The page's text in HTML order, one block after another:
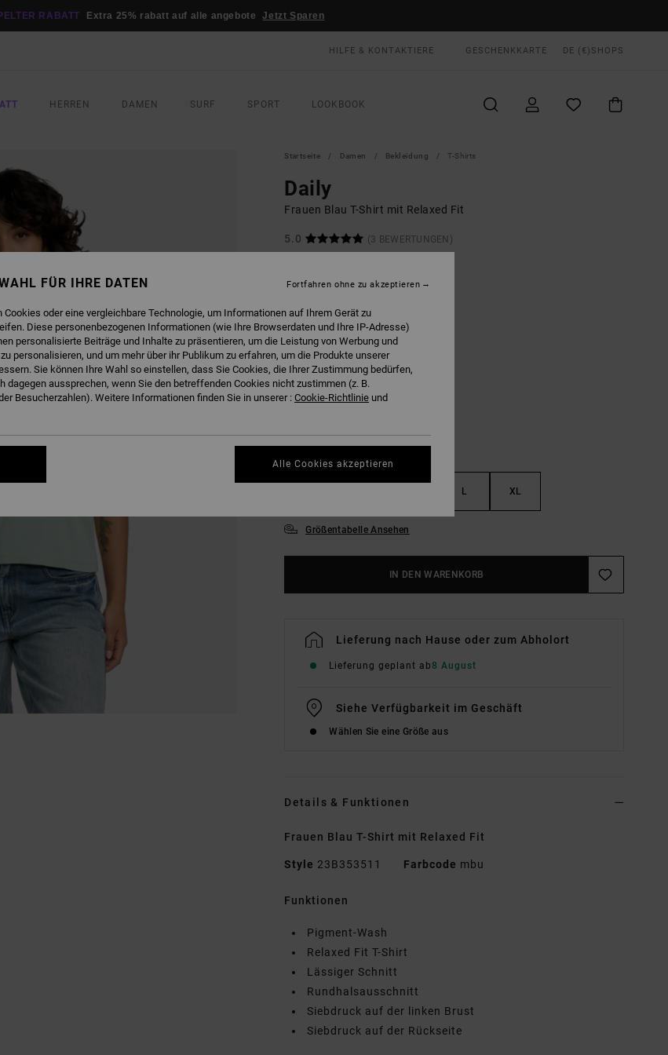
RABATT Extra 25% rabatt auf alle angebote Jetzt Sparen
HILFE & KONTAKTIERE GESCHENKKARTE DE (€) SHOPS
HERREN DAMEN SURF SPORT LOOKBOOK
Startseite Damen Bekleidung T-Shirts
Daily
Frauen Blau T-Shirt mit Relaxed Fit
5.0
(3 BEWERTUNGEN)
15,75 €
DOPPELTER RABATT EXTRA 25 %
FARBE Mist Blue
L XL
Größentabelle Ansehen
IN DEN WARENKORB
Lieferung nach Hause oder zum Abholort
Lieferung geplant ab8 August
Siehe Verfügbarkeit im Geschäft
Wählen Sie eine Größe aus
Details & Funktionen
Frauen Blau T-Shirt mit Relaxed Fit
Style 23B353511 Farbcode mbu
Funktionen
Pigment-Wash
Relaxed Fit T-Shirt
Lässiger Schnitt
Rundhalsausschnitt
Siebdruck auf der linken Brust
Siebdruck auf der Rückseite
FÜR IHRE DATEN
Cookies oder eine vergleichbare Technologie, um Informationen auf Ihrem Gerät zu
Diese personenbezogenen Informationen (wie Ihre Browserdaten und Ihre IP-Adresse)
personalisierte Beiträge und Inhalte zu präsentieren, um die Leistung von Werbung und
personalisieren, und um mehr über ihr Publikum zu erfahren, um die Produkte unserer
Sie können Ihre Wahl so einstellen, dass Sie Cookies, die Ihrer Zustimmung bedürfen,
dagegen aussprechen, wenn Sie den betreffenden Cookies nicht zustimmen (z. B.
Besucherzahlen). Weitere Informationen finden Sie in unserer : Cookie-Richtlinie und
Fortfahren ohne zu akzeptieren
Alle Cookies akzeptieren